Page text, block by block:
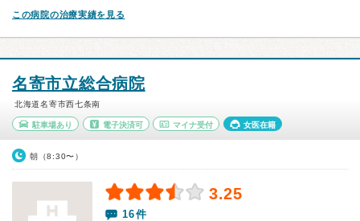
この病院の治療実績を見る
名寄市立総合病院
北海道名寄市西七条南
駐車場あり 電子決済可 マイナ受付 女医在籍
朝（8:30〜）
3.25
16件